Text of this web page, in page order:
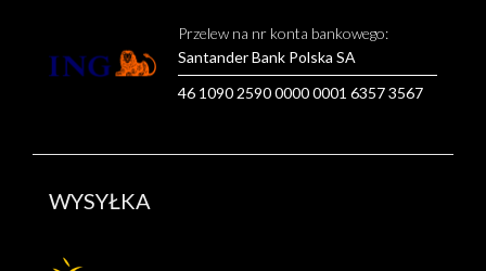
Przelew na nr konta bankowego:
Santander Bank Polska SA
46 1090 2590 0000 0001 6357 3567
WYSYŁKA